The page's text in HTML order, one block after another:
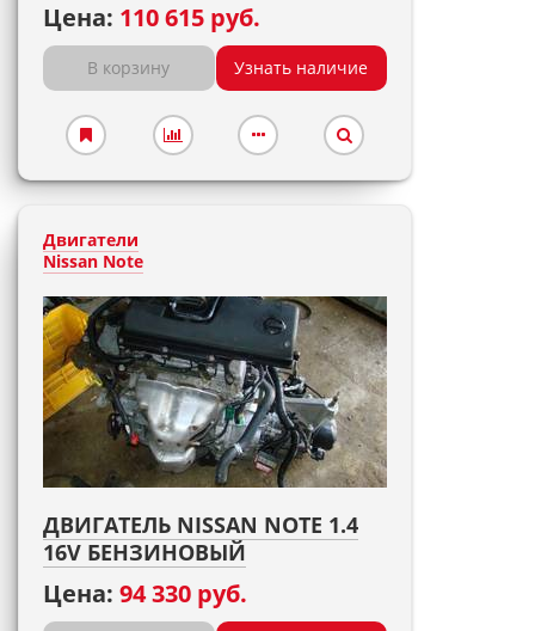
Цена: 110 615 руб.
В корзину Узнать наличие
Двигатели
Nissan Note
ДВИГАТЕЛЬ NISSAN NOTE 1.4
16V БЕНЗИНОВЫЙ
Цена: 94 330 руб.